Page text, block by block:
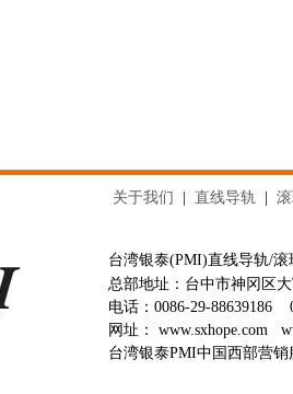
关于我们 直线导轨
台湾银泰(PMI)直线导轨/
总部地址：台中市神冈区
电话： 0086-29-88639186
网址： www.sxhope.com
台湾银泰PMI中国西部营